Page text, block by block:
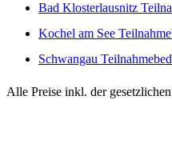
Bad Klosterlausnitz
Kochel am See
Schwangau
Alle Preise inkl. der